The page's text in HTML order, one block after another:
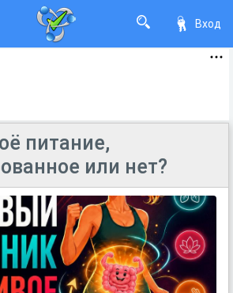
Вход
питание,
или нет?